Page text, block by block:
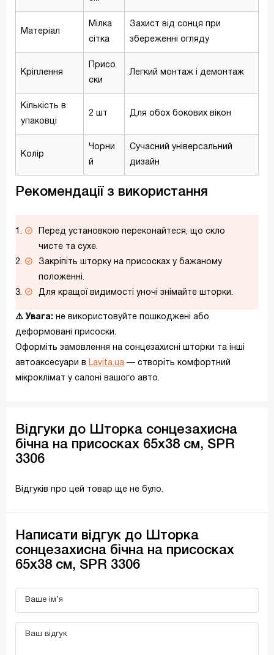
Матеріал
Мілка
сітка
Захист від сонця при
збереженні огляду
Кріплення
Присо
ски
Легкий монтаж і демонтаж
Кількість в
упаковці
2 шт Для обох бокових вікон
Колір
Чорни
й
Сучасний універсальний
дизайн
Рекомендації з використання
Перед установкою переконайтеся, що скло
чисте та сухе.
Закріпіть шторку на присосках у бажаному
положенні.
Для кращої видимості уночі знімайте шторки.
⚠️ Увага: не використовуйте пошкоджені або
деформовані присоски.
Оформіть замовлення на сонцезахисні шторки та інші
автоаксесуари в Lavita.ua — створіть комфортний
мікроклімат у салоні вашого авто.
Відгуки до Шторка сонцезахисна
бічна на присосках 65x38 см, SPR
3306
Відгуків про цей товар ще не було.
Написати відгук до Шторка
сонцезахисна бічна на присосках
65x38 см, SPR 3306